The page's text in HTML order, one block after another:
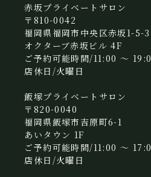
赤坂プライベートサロン
〒810-0042
福岡県福岡市中央区赤坂1-5-3
オクターブ赤坂ビル 4F
ご予約可能時間/11:00 〜
店休日/火曜日
飯塚プライベートサロン
〒820-0040
福岡県飯塚市吉原町6-1
あいタウン 1F
ご予約可能時間/11:00 〜
店休日/火曜日